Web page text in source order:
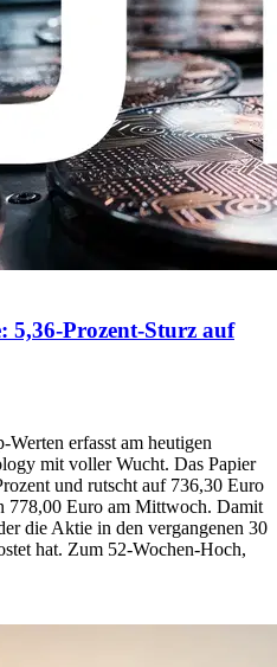
5,36-Prozent-Sturz auf
erfasst am heutigen
mit voller Wucht. Das Papier
und rutscht auf 736,30 Euro
778,00 Euro am Mittwoch. Damit
die Aktie in den vergangenen 30
hat. Zum 52-Wochen-Hoch,